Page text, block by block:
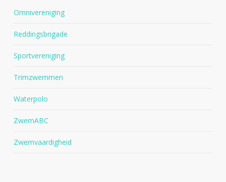
Omnivereniging
Reddingsbrigade
Sportvereniging
Trimzwemmen
Waterpolo
ZwemABC
Zwemvaardigheid